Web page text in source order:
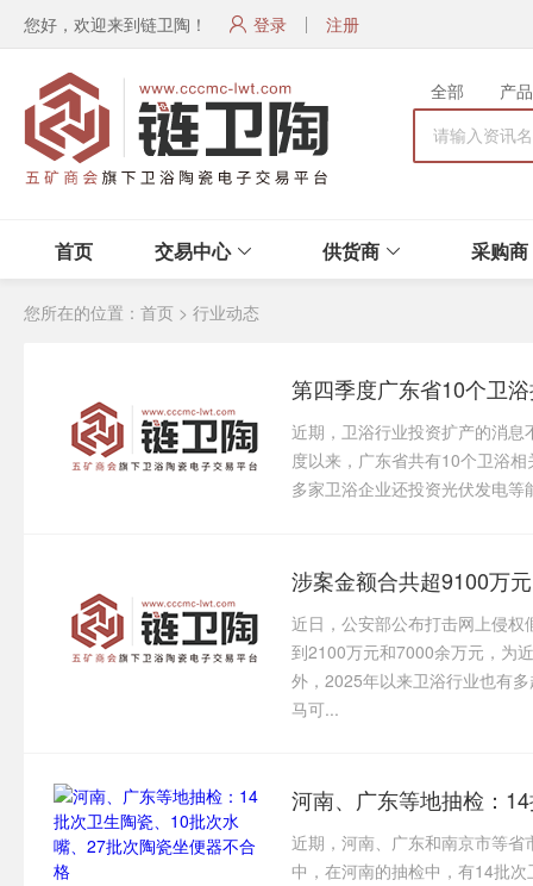
您好，欢迎来到链卫陶！ 登录 注册
全部 产品
首页 交易中心 供货商 采购商
您所在的位置： 首页 > 行业动态
第四季度广东省10个卫
近期，卫浴行业投资扩产的消
度以来，广东省共有10个卫浴
多家卫浴企业还投资光伏发电
涉案金额合共超9100万
近日，公安部公布打击网上侵
到2100万元和7000余万元，为
外，2025年以来卫浴行业也有
马可...
近期，河南、广东和南京市等
中，在河南的抽检中，有14批